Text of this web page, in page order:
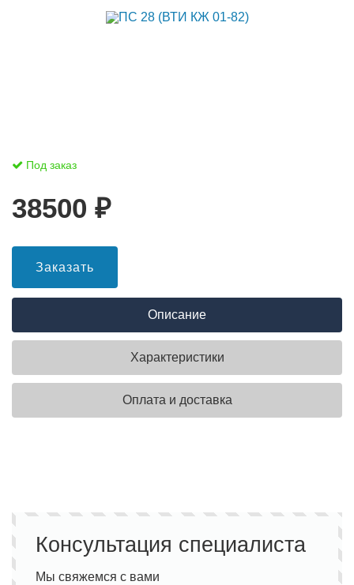
Под заказ
38500 ₽
Заказать
Описание
Характеристики
Оплата и доставка
Консультация специалиста
Мы свяжемся с вами